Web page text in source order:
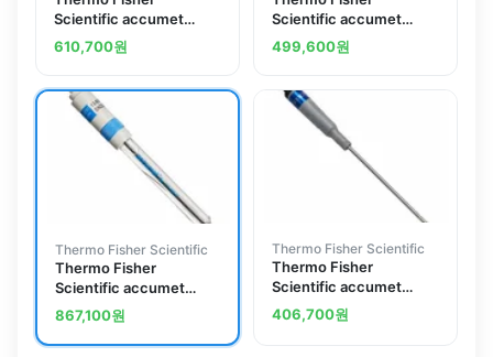
Scientific accumet
Micro and Semimicro
Size Glass Combination
Free
610,700원
Scientific accumet
Glass Body Standard
Size Combination
Free
499,600원
Thermo Fisher Scientific
Thermo Fisher
Scientific accumet
Metallic ORP
Combination Electrode
- Mercury - Free,
867,100원
Thermo Fisher Scientific
Thermo Fisher
Scientific accumet
Automatic Temperature
Compensation Probes -
406,700원